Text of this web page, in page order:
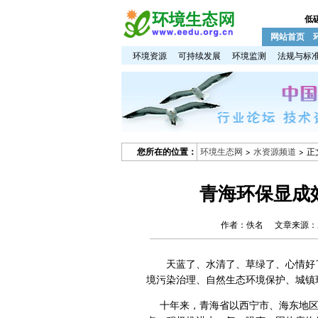
低
网站首页
环境资源 可持续发展 环境监测 法规与标
您所在的位置： 环境生态网 > 水资源频道 > 正
青海环保显成
作者：佚名 文章来源：
天蓝了、水清了、草绿了、心情好
境污染治理、自然生态环境保护、城
十年来，青海省以西宁市、海东地